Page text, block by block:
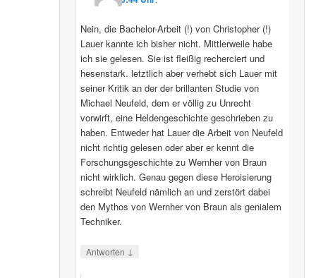
Nein, die Bachelor-Arbeit (!) von Christopher (!)
Lauer kannte ich bisher nicht. Mittlerweile habe
ich sie gelesen. Sie ist fleißig recherciert und
hesenstark. letztlich aber verhebt sich Lauer mit
seiner Kritik an der der brillanten Studie von
Michael Neufeld, dem er völlig zu Unrecht
vorwirft, eine Heldengeschichte geschrieben zu
haben. Entweder hat Lauer die Arbeit von Neufeld
nicht richtig gelesen oder aber er kennt die
Forschungsgeschichte zu Wernher von Braun
nicht wirklich. Genau gegen diese Heroisierung
schreibt Neufeld nämlich an und zerstört dabei
den Mythos von Wernher von Braun als genialem
Techniker.
Antworten ↓